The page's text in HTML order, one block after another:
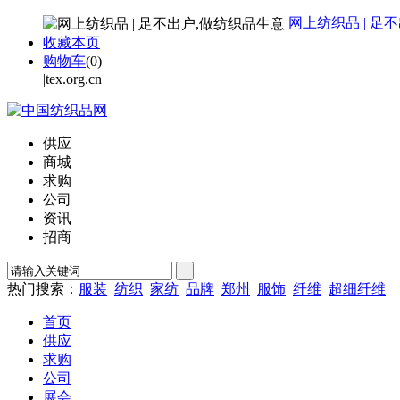
网上纺织品 | 足
收藏本页
购物车(0)
|tex.org.cn
供应
商城
求购
公司
资讯
招商
热门搜索： 服装 纺织 家纺 品牌 郑州 服饰 纤维 超细纤维
首页
供应
求购
公司